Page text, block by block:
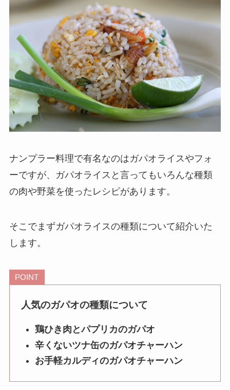
ナンプラー料理で有名なのはガパオライスやフォ
ーですが、ガパオライスと言ってもいろんな種類
の肉や野菜を使ったレシピがあります。
そこでまずガパオライスの種類について紹介いた
します。
POINT
人気のガパオの種類について
鶏ひき肉とパプリカのガパオ
辛くないツナ缶のガパオチャーハン
お手軽カルディのガパオチャーハン